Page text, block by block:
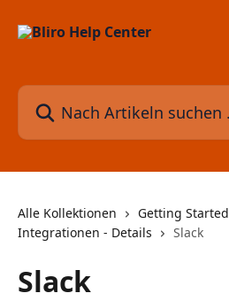
Nach Artikeln suchen …
Alle Kollektionen
Getting Started
Integrationen - Details
Slack
Slack